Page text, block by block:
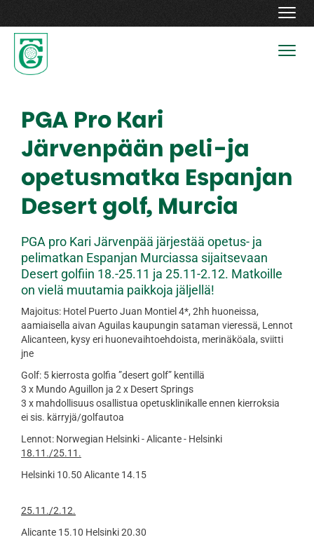
PGA Pro Kari
Järvenpään peli-ja
opetusmatka Espanjan
Desert golf, Murcia
PGA pro Kari Järvenpää järjestää opetus- ja
pelimatkan Espanjan Murciassa sijaitsevaan
Desert golfiin 18.-25.11 ja 25.11-2.12. Matkoille
on vielä muutamia paikkoja jäljellä!
Majoitus: Hotel Puerto Juan Montiel 4*, 2hh huoneissa,
aamiaisella aivan Aguilas kaupungin sataman vieressä, Lennot
Alicanteen, kysy eri huonevaihtoehdoista, merinäköala, sviitti
jne
Golf: 5 kierrosta golfia ”desert golf” kentillä
3 x Mundo Aguillon ja 2 x Desert Springs
3 x mahdollisuus osallistua opetusklinikalle ennen kierroksia
ei sis. kärryjä/golfautoa
Lennot: Norwegian Helsinki - Alicante - Helsinki
18.11./25.11.
Helsinki 10.50 Alicante 14.15
25.11./2.12.
Alicante 15.10 Helsinki 20.30